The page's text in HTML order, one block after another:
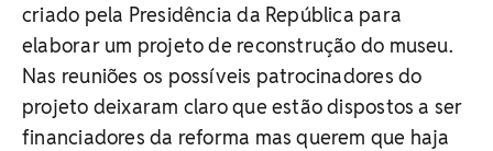
criado pela Presidência da República para
elaborar um projeto de reconstrução do museu.
Nas reuniões os possíveis patrocinadores do
projeto deixaram claro que estão dispostos a ser
financiadores da reforma mas querem que haja